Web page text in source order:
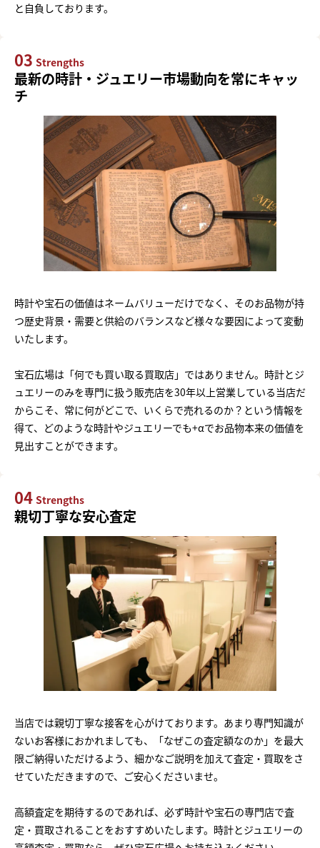
と自負しております。
03 Strengths
最新の時計・ジュエリー市場動向を常にキャッ
チ
時計や宝石の価値はネームバリューだけでなく、そのお品物が持
つ歴史背景・需要と供給のバランスなど様々な要因によって変動
いたします。
宝石広場は「何でも買い取る買取店」ではありません。時計とジ
ュエリーのみを専門に扱う販売店を30年以上営業している当店だ
からこそ、常に何がどこで、いくらで売れるのか？という情報を
得て、どのような時計やジュエリーでも+αでお品物本来の価値を
見出すことができます。
04 Strengths
親切丁寧な安心査定
当店では親切丁寧な接客を心がけております。あまり専門知識が
ないお客様におかれましても、「なぜこの査定額なのか」を最大
限ご納得いただけるよう、細かなご説明を加えて査定・買取をさ
せていただきますので、ご安心くださいませ。
高額査定を期待するのであれば、必ず時計や宝石の専門店で査
定・買取されることをおすすめいたします。時計とジュエリーの
まずは
かんたん30秒でお試し査定